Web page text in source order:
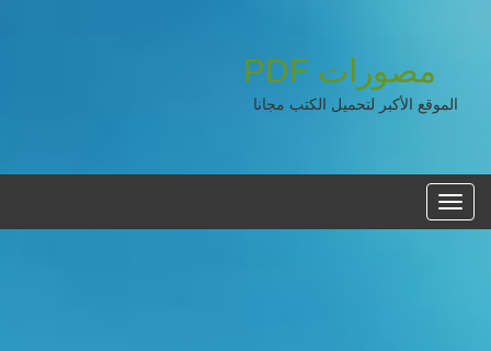
مصورات PDF
الموقع الأكبر لتحميل الكتب مجانا
القائمه
الرئيسية